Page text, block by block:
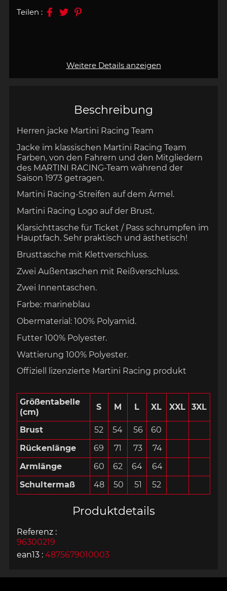
Beschreibung
Herren jacke Martini Racing Team
Jacke im klassischen Martini Racing Team
Farben, von den Fahrern und den Mitgliedern
des MARTINI RACING-Team während der
Saison 1973 getragen.
Martini Racing-Streifen auf dem Ärmel.
Martini Racing Logo auf der Brust.
Klarsichttasche für Ticket / Pass schrumpfen im
Hauptfach. Sehr praktisch und ästhetisch!
Brusttasche mit Klettverschluss.
Zwei Außentaschen mit Reißverschluss.
Zwei Innentaschen.
Farbe: marineblau
Obermaterial: 100% Polyamid.
Futter 100% Polyester.
Wattierung 100% Polyester.
Offiziell lizenzierte Martini Racing produkt
Größentabelle
(cm)
S M L XL XXL 3XL
Brust 52 54 56
60
Rückenlänge
69 71 73
74
Armlänge
60 62 64
64
Schultermaß
48 50 51 52
Produktdetails
Referenz :
96300219
ean13 : 4875679010003
Weitere Details anzeigen
Teilen :